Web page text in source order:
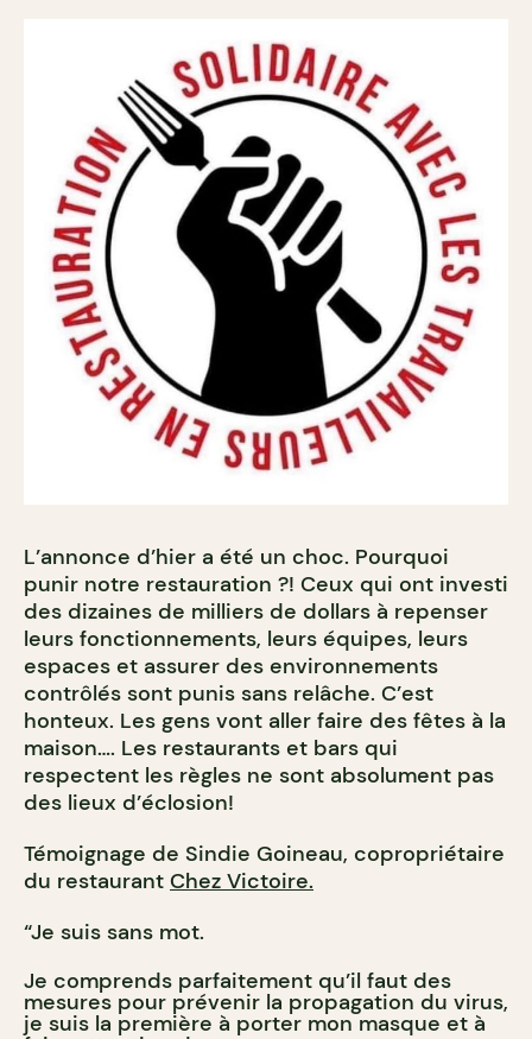
L’annonce d’hier a été un choc. Pourquoi
punir notre restauration ?! Ceux qui ont investi
des dizaines de milliers de dollars à repenser
leurs fonctionnements, leurs équipes, leurs
espaces et assurer des environnements
contrôlés sont punis sans relâche. C’est
honteux. Les gens vont aller faire des fêtes à la
maison…. Les restaurants et bars qui
respectent les règles ne sont absolument pas
des lieux d’éclosion!
Témoignage de Sindie Goineau, copropriétaire
du restaurant Chez Victoire.
“Je suis sans mot.
Je comprends parfaitement qu’il faut des
mesures pour prévenir la propagation du virus,
je suis la première à porter mon masque et à